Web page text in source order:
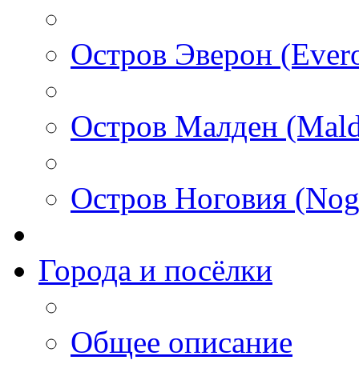
Остров Эверон
Остров Малден
Остров Ноговия
Города и посёлки
Общее описание